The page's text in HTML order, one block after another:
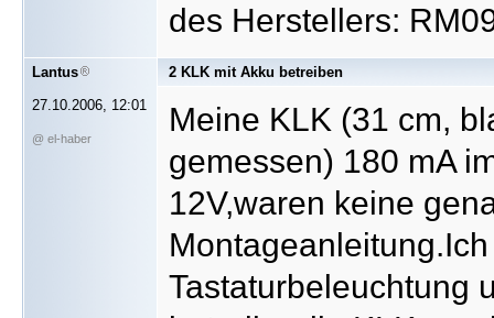
des Herstellers:
Lantus
27.10.2006, 12:01
@ el-haber
2 KLK mit Akku betreiben
Meine KLK (31 cm,
gemessen) 180 mA
12V,waren keine
Tastaturbeleuchtung